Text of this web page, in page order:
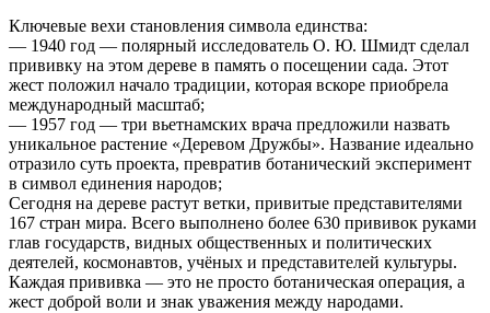
Ключевые вехи становления символа единства:
— 1940 год — полярный исследователь О. Ю. Шмидт сделал
прививку на этом дереве в память о посещении сада. Этот
жест положил начало традиции, которая вскоре приобрела
международный масштаб;
— 1957 год — три вьетнамских врача предложили назвать
уникальное растение «Деревом Дружбы». Название идеально
отразило суть проекта, превратив ботанический эксперимент
в символ единения народов;
Сегодня на дереве растут ветки, привитые представителями
167 стран мира. Всего выполнено более 630 прививок руками
глав государств, видных общественных и политических
деятелей, космонавтов, учёных и представителей культуры.
Каждая прививка — это не просто ботаническая операция, а
жест доброй воли и знак уважения между народами.